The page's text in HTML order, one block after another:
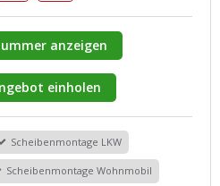
anzeigen
einholen
Scheibenmontage LKW
Scheibenmontage Wohnmobil